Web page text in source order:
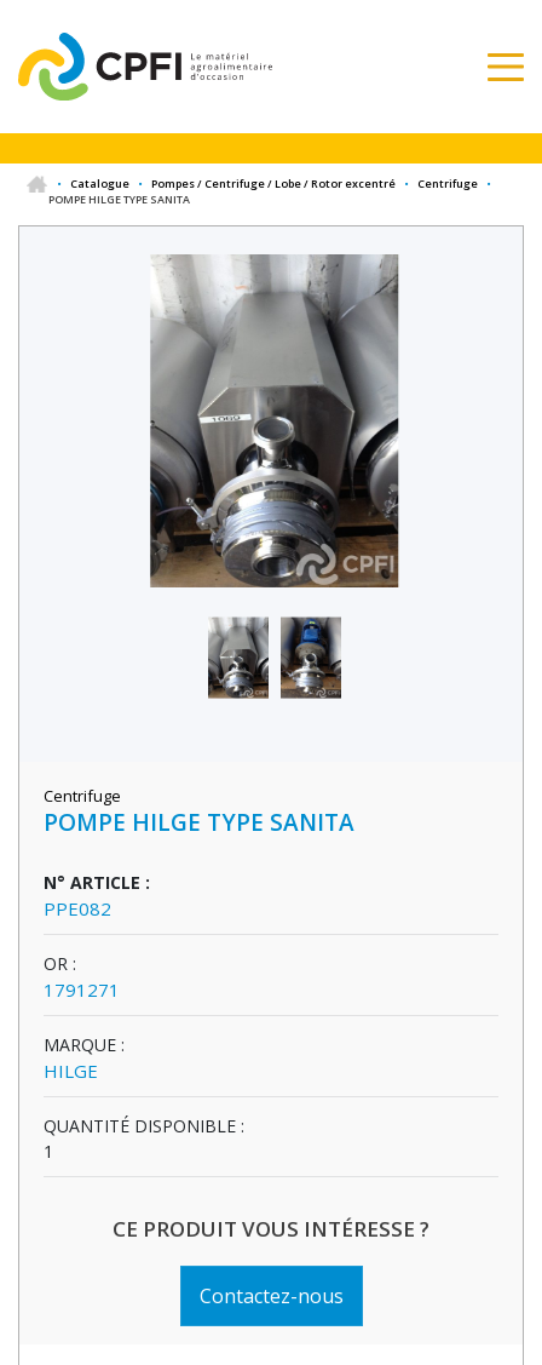
• Catalogue • Pompes / Centrifuge / Lobe / Rotor excentré • Centrifuge
•
POMPE HILGE TYPE SANITA
Centrifuge
POMPE HILGE TYPE SANITA
N° ARTICLE :
PPE082
OR :
1791271
MARQUE :
HILGE
QUANTITÉ DISPONIBLE :
1
CE PRODUIT VOUS INTÉRESSE ?
Contactez-nous